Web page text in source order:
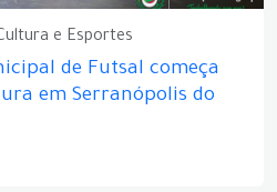
e Esportes
de Futsal começa
em Serranópolis do